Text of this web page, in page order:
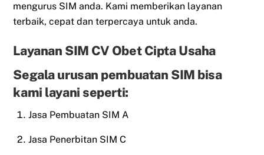
mengurus SIM anda. Kami memberikan layanan
terbaik, cepat dan terpercaya untuk anda.
Layanan SIM CV Obet Cipta Usaha
Segala urusan pembuatan SIM bisa
kami layani seperti:
Jasa Pembuatan SIM A
Jasa Penerbitan SIM C